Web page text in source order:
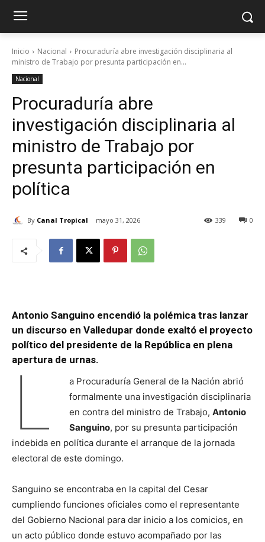
Inicio Nacional
Procuraduría abre investigación disciplinaria al
ministro de Trabajo por presunta participación en...
Nacional
Procuraduría abre
investigación disciplinaria al
ministro de Trabajo por
presunta participación en
política
By Canal Tropical mayo 31, 2026 0
339
Antonio Sanguino encendió la polémica tras lanzar
un discurso en Valledupar donde exaltó el proyecto
político del presidente de la República en plena
apertura de urnas.
L
a Procuraduría General de la Nación abrió
formalmente una investigación disciplinaria
en contra del ministro de Trabajo, Antonio
Sanguino, por su presunta participación
indebida en política durante el arranque de la jornada
electoral de este domingo.
Sanguino se encontraba en la capital del Cesar
cumpliendo funciones oficiales como el representante
del Gobierno Nacional para dar inicio a los comicios, en
un acto público donde estuvo acompañado por las